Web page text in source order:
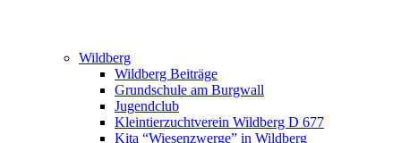
Wildberg
Wildberg Beiträge
Grundschule am Burgwall
Jugendclub
Kleintierzuchtverein Wildberg D 677
Kita “Wiesenzwerge” in Wildberg